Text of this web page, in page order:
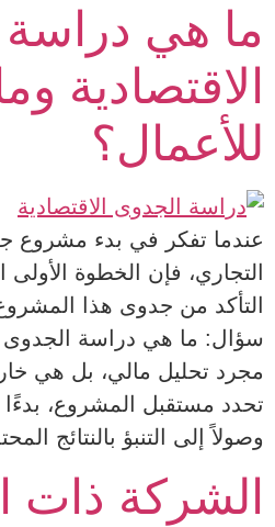
ما هي
الاقتصادية
للأعمال؟
عندما تفكر في بدء مشروع
التجاري، فإن الخطوة
التأكد من جدوى هذا
سؤال: ما هي دراسة الجدوى
مجرد تحليل مالي، بل هي
تحدد مستقبل المشروع، بدءًا
وصولاً إلى التنبؤ بالنتائج
الشركة ذات